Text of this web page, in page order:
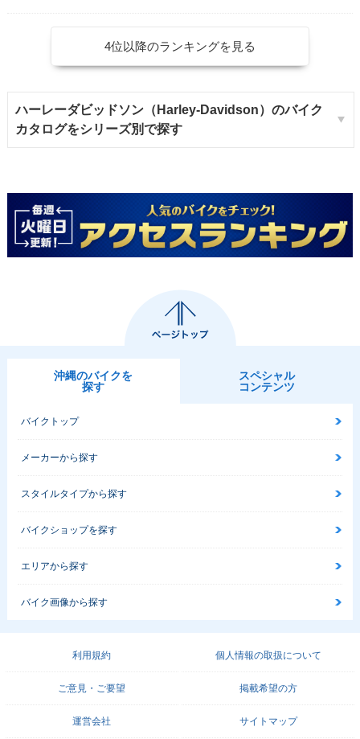
4位以降のランキングを見る
ハーレーダビッドソン（Harley-Davidson）のバイク
カタログをシリーズ別で探す
沖縄のバイクを
探す
スペシャル
コンテンツ
バイクトップ
メーカーから探す
スタイルタイプから探す
バイクショップを探す
エリアから探す
バイク画像から探す
利用規約 個人情報の取扱について
ご意見・ご要望 掲載希望の方
運営会社 サイトマップ